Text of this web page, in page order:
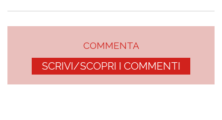
COMMENTA
SCRIVI/SCOPRI I COMMENTI